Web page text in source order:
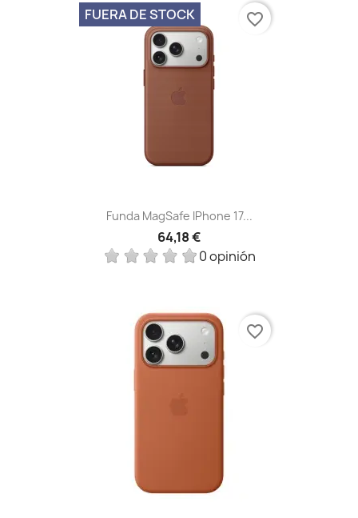
Funda MagSafe IPhone 17...
64,18 €
0 opinión
FUERA DE STOCK favorite_border
favorite_border